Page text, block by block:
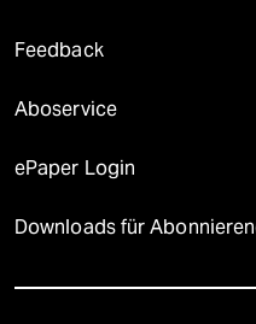
Feedback
Aboservice
ePaper Login
Downloads für